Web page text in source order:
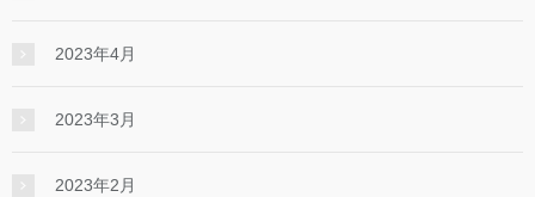
2023年4月
2023年3月
2023年2月